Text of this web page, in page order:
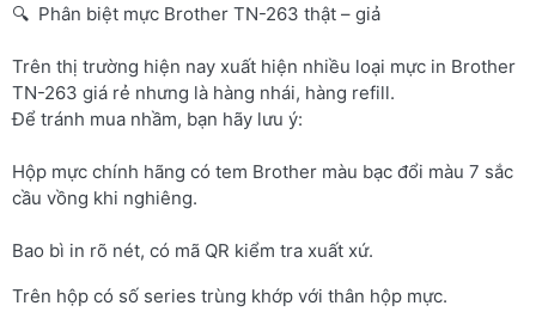
🔍 Phân biệt mực Brother TN-263 thật – giả
Trên thị trường hiện nay xuất hiện nhiều loại mực in Brother
TN-263 giá rẻ nhưng là hàng nhái, hàng refill.
Để tránh mua nhầm, bạn hãy lưu ý:
Hộp mực chính hãng có tem Brother màu bạc đổi màu 7 sắc
cầu vồng khi nghiêng.
Bao bì in rõ nét, có mã QR kiểm tra xuất xứ.
Trên hộp có số series trùng khớp với thân hộp mực.